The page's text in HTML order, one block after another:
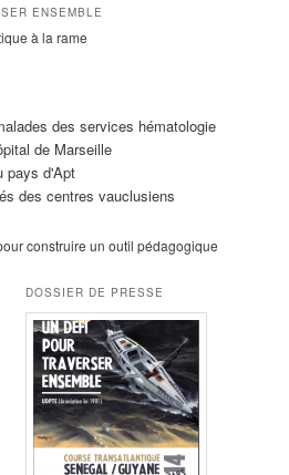
ENSEMBLE
à la rame
des services hématologie
de Marseille
pays d'Apt
des centres vauclusiens
construire un outil pédagogique
DOSSIER DE PRESSE